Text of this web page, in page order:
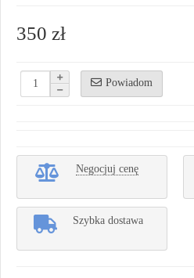
350 zł
Powiadom
Negocjuj cenę
Szybka dostawa